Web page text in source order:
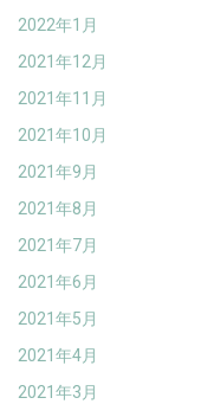
2022年1月
2021年12月
2021年11月
2021年10月
2021年9月
2021年8月
2021年7月
2021年6月
2021年5月
2021年4月
2021年3月